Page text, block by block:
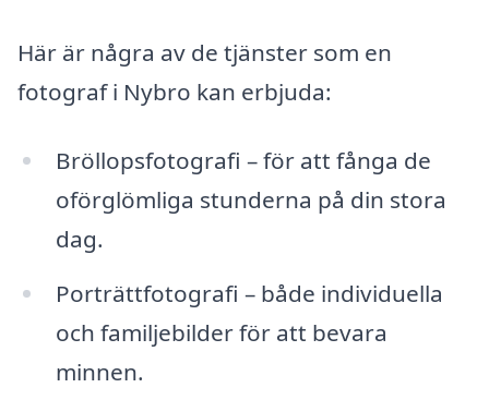
Här är några av de tjänster som en
fotograf i Nybro kan erbjuda:
Bröllopsfotografi – för att fånga de
oförglömliga stunderna på din stora
dag.
Porträttfotografi – både individuella
och familjebilder för att bevara
minnen.